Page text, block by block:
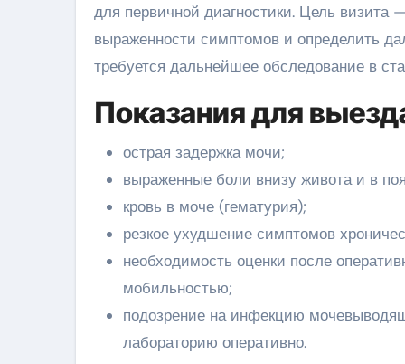
для первичной диагностики. Цель визита
выраженности симптомов и определить
требуется дальнейшее обследование в
Показания для
острая задержка мочи;
выраженные боли внизу живота и в
кровь в моче (гематурия);
резкое ухудшение симптомов
необходимость оценки после
мобильностью;
подозрение на инфекцию
лабораторию оперативно.